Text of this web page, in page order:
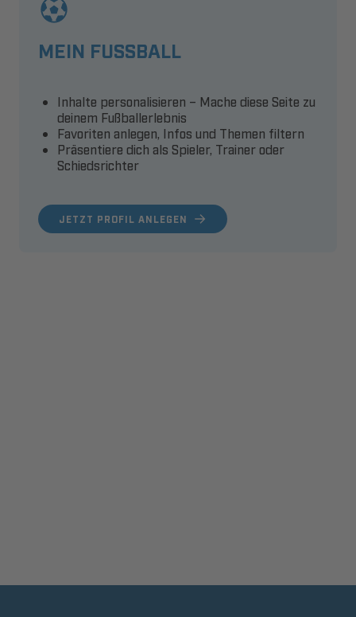
MEIN FUSSBALL
JETZT PROFIL ANLEGEN
Inhalte personalisieren – Mache diese Seite zu
deinem Fußballerlebnis
Favoriten anlegen, Infos und Themen filtern
Präsentiere dich als Spieler, Trainer oder
Schiedsrichter